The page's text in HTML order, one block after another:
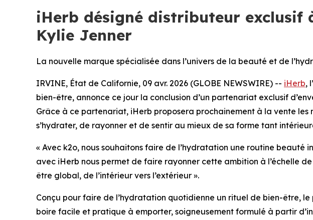
iHerb désigné distributeur exclusif
Kylie Jenner
La nouvelle marque spécialisée dans l’univers de la beauté et de
IRVINE, État de Californie, 09 avr. 2026 (GLOBE NEWSWIRE) -- iHerb,
bien-être, annonce ce jour la conclusion d’un partenariat exclusif
Grâce à ce partenariat, iHerb proposera prochainement à la vente
s’hydrater, de rayonner et de sentir au mieux de sa forme tant
« Avec k2o, nous souhaitons faire de l’hydratation une routine
avec iHerb nous permet de faire rayonner cette ambition à l’échelle
être global, de l’intérieur vers l’extérieur ».
Conçu pour faire de l’hydratation quotidienne un rituel de bien-être,
boire facile et pratique à emporter, soigneusement formulé à partir